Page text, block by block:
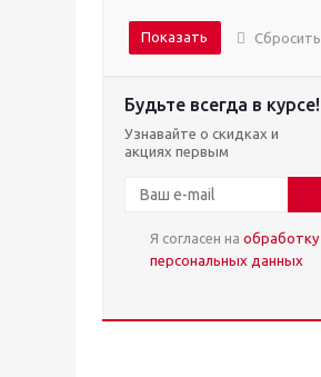
Показать Сбросить
Будьте всегда в курсе!
Узнавайте о скидках и
акциях первым
Я согласен на обработку
персональных данных